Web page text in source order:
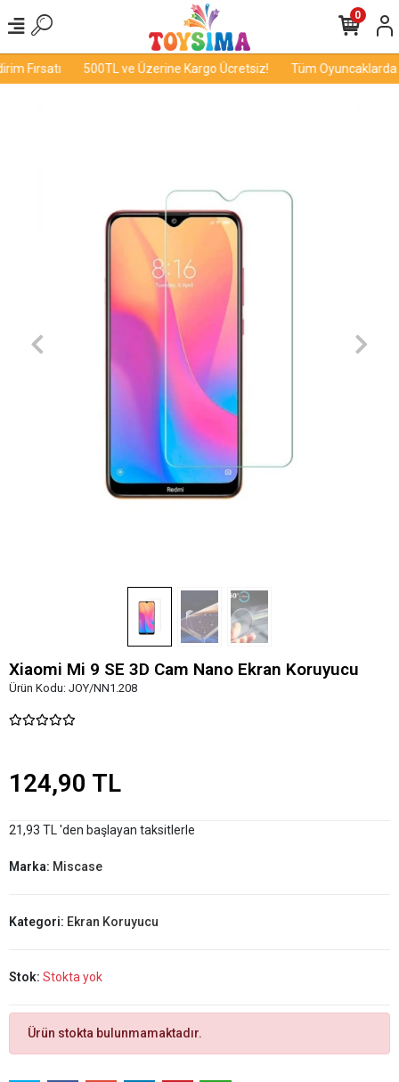
Fırsatı 500TL ve Üzerine Kargo Ücretsiz! Tüm Oyuncaklarda
0
Xiaomi Mi 9 SE 3D Cam Nano Ekran Koruyucu
Ürün Kodu: JOY/NN1.208
124,90 TL
21,93 TL 'den başlayan taksitlerle
Marka: Miscase
Kategori: Ekran Koruyucu
Stok: Stokta yok
Ürün stokta bulunmamaktadır.